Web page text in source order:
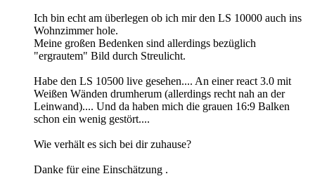
Ich bin echt am überlegen ob ich mir den LS 10000 auch ins
Wohnzimmer hole.
Meine großen Bedenken sind allerdings bezüglich
"ergrautem" Bild durch Streulicht.
Habe den LS 10500 live gesehen.... An einer react 3.0 mit
Weißen Wänden drumherum (allerdings recht nah an der
Leinwand).... Und da haben mich die grauen 16:9 Balken
schon ein wenig gestört....
Wie verhält es sich bei dir zuhause?
Danke für eine Einschätzung .